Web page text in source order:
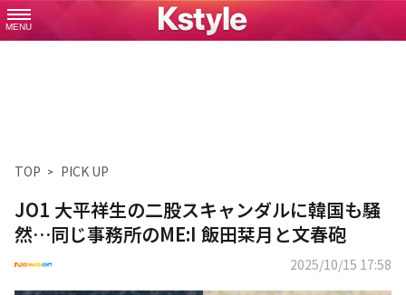
MENU
TOP PICK UP
JO1 大平祥生の二股スキャンダルに韓国も騒
然…同じ事務所のME:I 飯田栞月と文春砲
2025/10/15 17:58